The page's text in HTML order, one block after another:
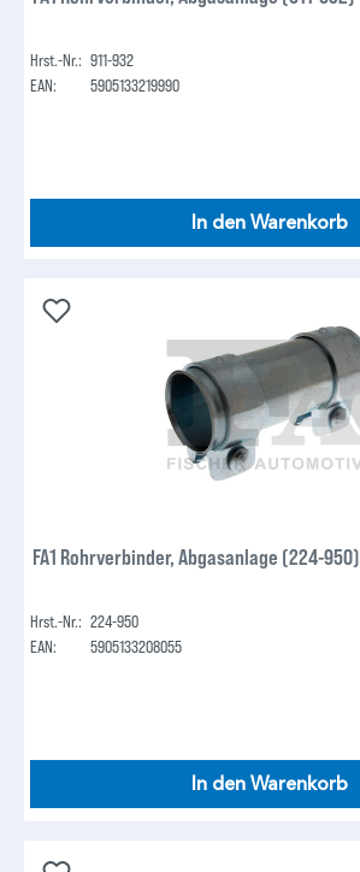
Hrst.-Nr.: 911-932
EAN:
5905133219990
In den Warenkorb
FA1 Rohrverbinder, Abgasanlage (224-950)
Hrst.-Nr.: 224-950
EAN:
5905133208055
In den Warenkorb